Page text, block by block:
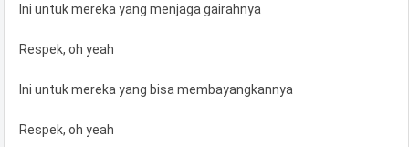
Ini untuk mereka yang menjaga gairahnya
Respek, oh yeah
Ini untuk mereka yang bisa membayangkannya
Respek, oh yeah